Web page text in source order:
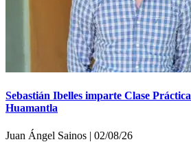
Sebastián Ibelles imparte Clase
Huamantla
Juan Ángel Sainos | 02/08/26